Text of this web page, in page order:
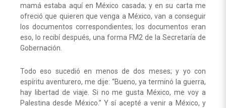
mamá estaba aquí en México casada; y en su carta me
ofreció que quieren que venga a México, van a conseguir
los documentos correspondientes; los documentos eran
eso, lo recibí después, una forma FM2 de la Secretaría de
Gobernación.
Todo eso sucedió en menos de dos meses; y yo con
espíritu aventurero, me dije: “Bueno, ya terminó la guerra,
hay libertad de viaje. Si no me gusta México, me voy a
Palestina desde México.” Y sí acepté a venir a México, y